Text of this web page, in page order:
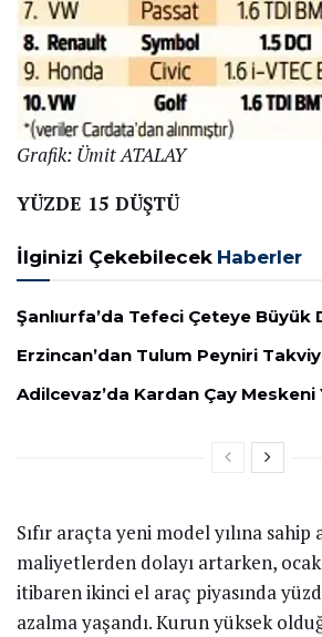
Grafik: Ümit ATALAY
YÜZDE 15 DÜŞTÜ
İlginizi Çekebilecek Haberler
Şanlıurfa’da Tefeci Çeteye Büyük
Erzincan’dan Tulum Peyniri
Adilcevaz’da Kardan Çay Meskeni
Sıfır araçta yeni model yılına
maliyetlerden dolayı artarken, ocak
itibaren ikinci el araç piyasında
azalma yaşandı. Kurun yüksek